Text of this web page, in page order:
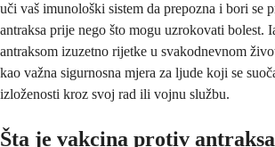
uči vaš imunološki sistem da prepozna i bori se
antraksa prije nego što mogu uzrokovati bolest.
antraksom izuzetno rijetke u svakodnevnom
kao važna sigurnosna mjera za ljude koji se
izloženosti kroz svoj rad ili vojnu službu.
Šta je vakcina protiv